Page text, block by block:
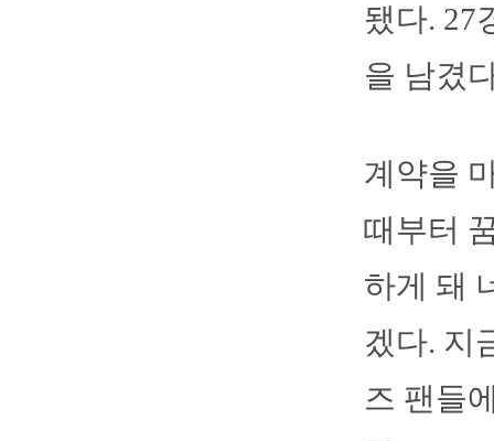
됐다. 27
을 남겼
계약을
때부터
하게 돼
겠다. 지
즈 팬들